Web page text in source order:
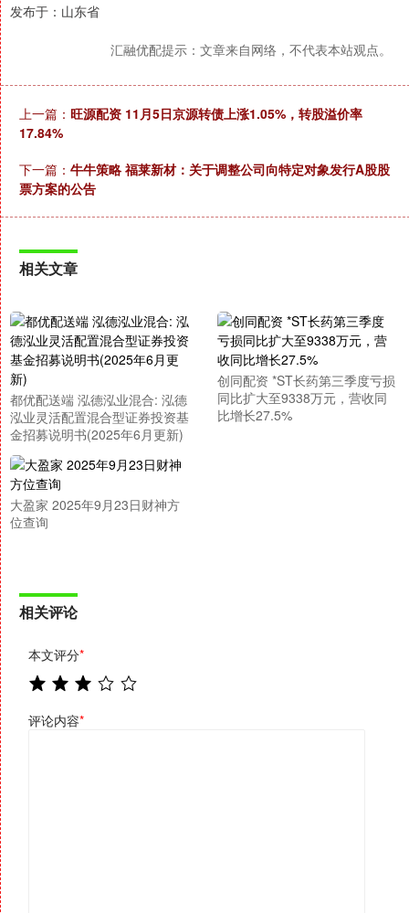
发布于：山东省
汇融优配提示：文章来自网络，不代表本站观点。
上一篇： 旺源配资 11月5日京源转债上涨1.05%，转股溢价率
17.84%
下一篇： 牛牛策略 福莱新材：关于调整公司向特定对象发行A股股
票方案的公告
相关文章
都优配送端 泓德泓业混合: 泓德
泓业灵活配置混合型证券投资基
金招募说明书(2025年6月更新)
创同配资 *ST长药第三季度亏损
同比扩大至9338万元，营收同
比增长27.5%
大盈家 2025年9月23日财神方
位查询
相关评论
本文评分*
评论内容*